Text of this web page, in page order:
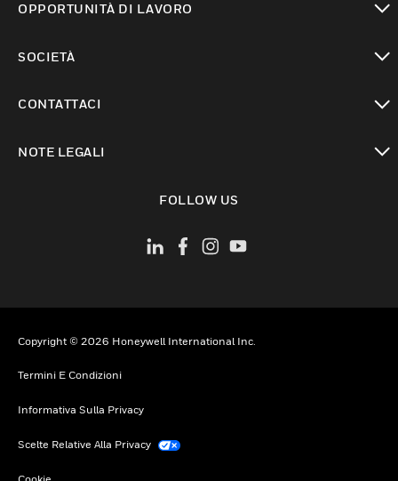
OPPORTUNITÀ DI LAVORO
SOCIETÀ
CONTATTACI
NOTE LEGALI
FOLLOW US
Copyright © 2026 Honeywell International Inc.
Termini E Condizioni
Informativa Sulla Privacy
Scelte Relative Alla Privacy